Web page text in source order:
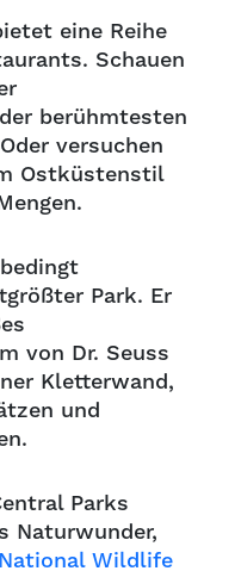
eine Reihe
Schauen
berühmtesten
versuchen
Ostküstenstil
Park. Er
von Dr. Seuss
Kletterwand,
und
Parks
Naturwunder,
Wildlife